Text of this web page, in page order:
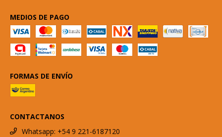
MEDIOS DE PAGO
FORMAS DE ENVÍO
CONTACTANOS
Whatsapp: +54 9 221-6187120